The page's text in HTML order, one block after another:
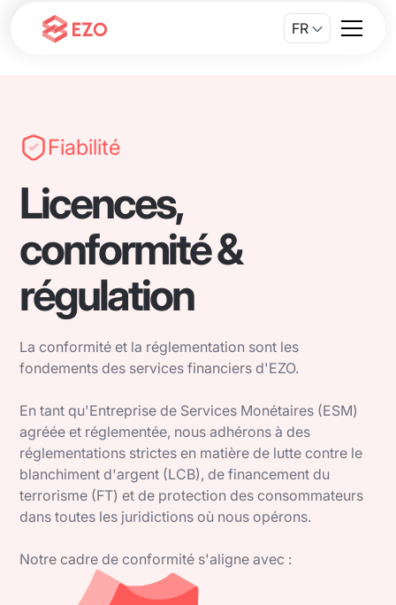
FR
Fiabilité
Licences,
conformité &
régulation
La conformité et la réglementation sont les
fondements des services financiers d'EZO.
En tant qu'Entreprise de Services Monétaires (ESM)
agréée et réglementée, nous adhérons à des
réglementations strictes en matière de lutte contre le
blanchiment d'argent (LCB), de financement du
terrorisme (FT) et de protection des consommateurs
dans toutes les juridictions où nous opérons.
Notre cadre de conformité s'aligne avec :